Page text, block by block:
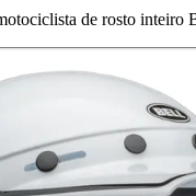
de rosto inteiro